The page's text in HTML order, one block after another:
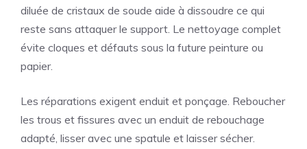
diluée de cristaux de soude aide à dissoudre ce qui
reste sans attaquer le support. Le nettoyage complet
évite cloques et défauts sous la future peinture ou
papier.
Les réparations exigent enduit et ponçage. Reboucher
les trous et fissures avec un enduit de rebouchage
adapté, lisser avec une spatule et laisser sécher.